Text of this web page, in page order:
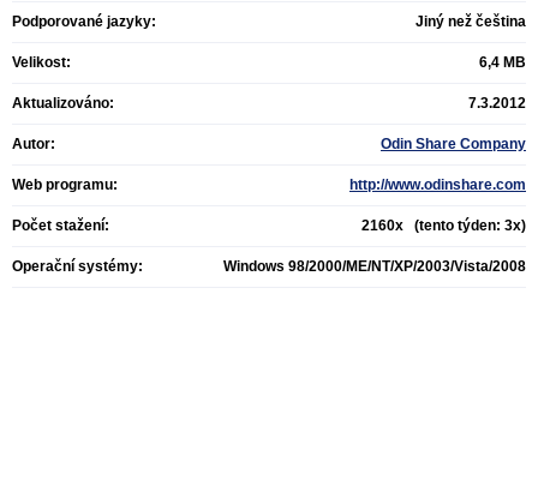
Podporované jazyky: Jiný než čeština
Velikost: 6,4 MB
Aktualizováno: 7.3.2012
Autor: Odin Share Company
Web programu: http://www.odinshare.com
Počet stažení: 2160x (tento týden: 3x)
Operační systémy: Windows 98/2000/ME/NT/XP/2003/Vista/2008